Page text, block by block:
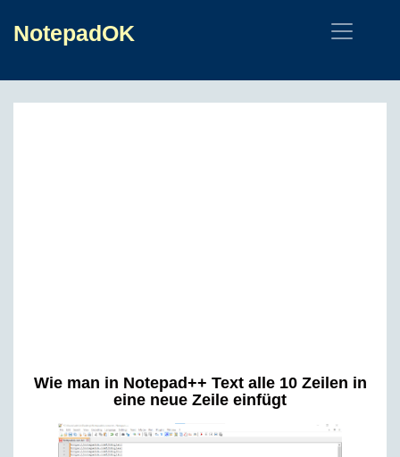
NotepadOK
Wie man in Notepad++ Text alle 10 Zeilen in
eine neue Zeile einfügt